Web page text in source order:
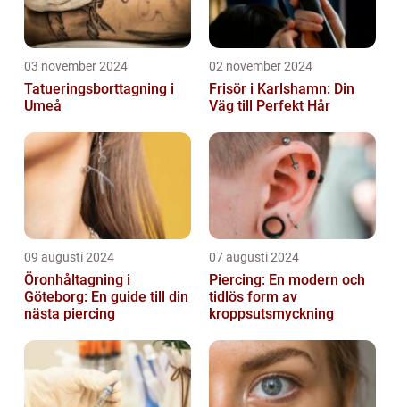
03 november 2024
Tatueringsborttagning i
Umeå
02 november 2024
Frisör i Karlshamn: Din
Väg till Perfekt Hår
09 augusti 2024
Öronhåltagning i
Göteborg: En guide till din
nästa piercing
07 augusti 2024
Piercing: En modern och
tidlös form av
kroppsutsmyckning